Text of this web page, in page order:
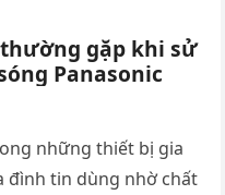
gặp khi sử
Panasonic
những thiết bị gia
đình tin dùng nhờ chất